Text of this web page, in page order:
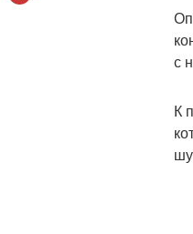
с
К